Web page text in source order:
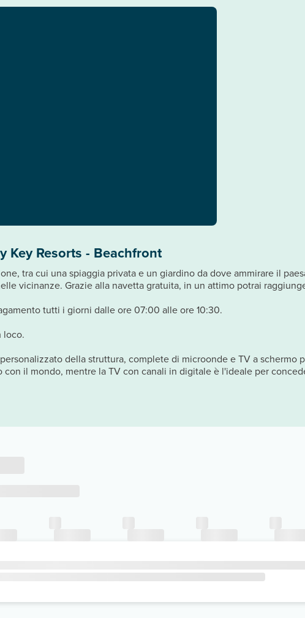
Key Resorts - Beachfront
tra cui una spiaggia privata e un giardino da dove ammirare il
vicinanze. Grazie alla navetta gratuita, in un attimo potrai
tutti i giorni dalle ore 07:00 alle ore 10:30.
loco.
della struttura, complete di microonde e TV a schermo
il mondo, mentre la TV con canali in digitale è l'ideale per